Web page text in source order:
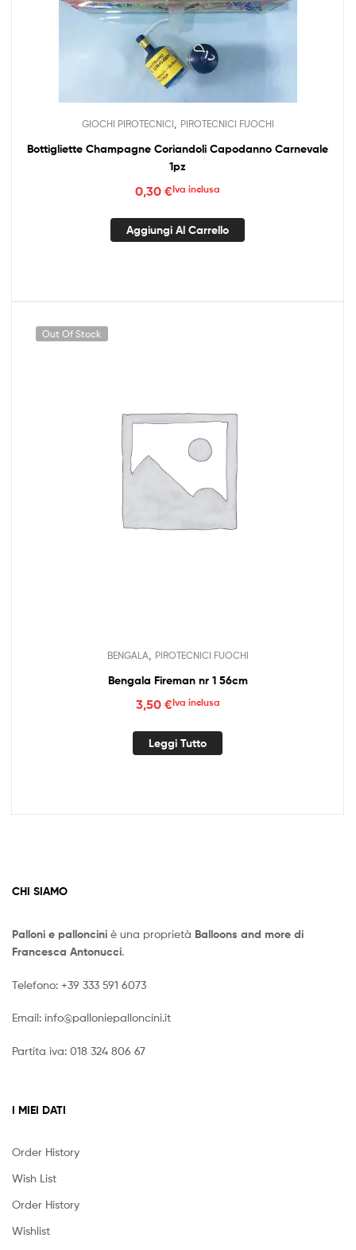
GIOCHI PIROTECNICI PIROTECNICI FUOCHI
Bottigliette Champagne Coriandoli Capodanno Carnevale
1pz
0,30 €Iva inclusa
Aggiungi Al Carrello
Out Of Stock
BENGALA PIROTECNICI FUOCHI
Bengala Fireman nr 1 56cm
3,50 €Iva inclusa
Leggi Tutto
CHI SIAMO
Palloni e palloncini è una proprietà Balloons and more di
Francesca Antonucci.
Telefono: +39 333 591 6073
Email: info@palloniepalloncini.it
Partita iva: 018 324 806 67
I MIEI DATI
Order History
Wish List
Order History
Wishlist